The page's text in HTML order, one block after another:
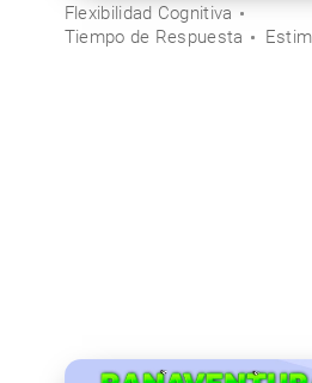
Flexibilidad Cognitiva
Tiempo de Respuesta